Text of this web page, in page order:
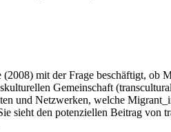
mit der Frage beschäftigt, ob
Gemeinschaft
und Netzwerken, welche
sieht den potenziellen Beitrag